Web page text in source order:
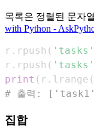
목록은 정렬된 문자
with Python -
r . rpush ( 'tasks'
r . rpush ( 'tasks'
print ( r . lrange (
# 출력:
집합